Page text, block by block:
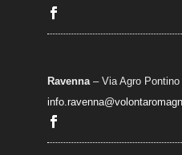
Ravenna– Via Agro Pontino